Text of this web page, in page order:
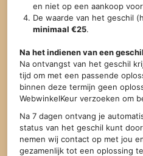
en niet op een aankoop
De waarde van het geschil
minimaal €25.
Na het indienen van een
Na ontvangst van het geschil
tijd om met een passende
binnen deze termijn geen
WebwinkelKeur verzoeken om
Na 7 dagen ontvang je
status van het geschil kunt
nemen wij contact op met jou
gezamenlijk tot een oplossing